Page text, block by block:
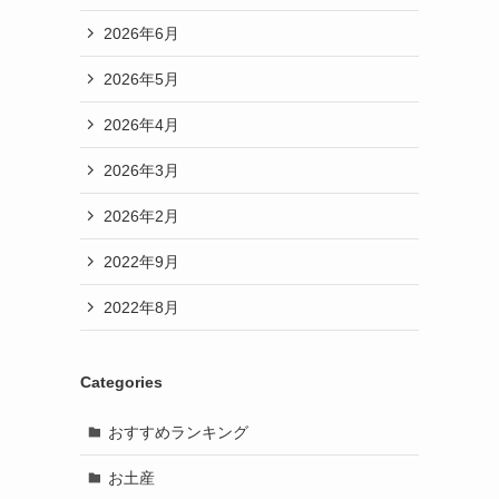
2026年6月
2026年5月
2026年4月
2026年3月
2026年2月
2022年9月
2022年8月
Categories
おすすめランキング
お土産